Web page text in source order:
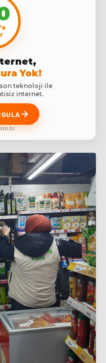
Yok!
son teknoloji ile
internet.